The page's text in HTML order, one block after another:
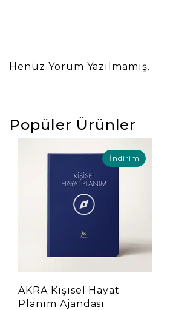
Henüz Yorum Yazılmamış.
Popüler Ürünler
İndirim
AKRA Kişisel Hayat
Planım Ajandası